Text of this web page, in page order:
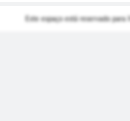
Este espaço está reservado para